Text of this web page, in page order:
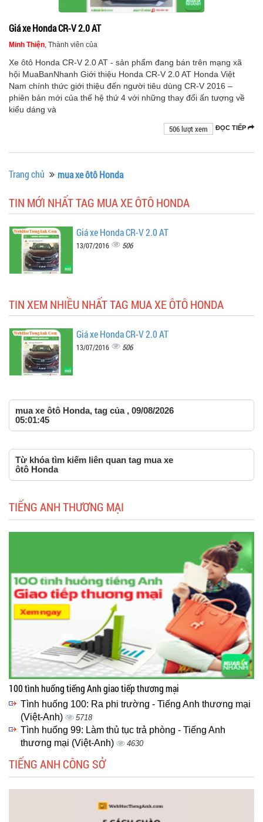
Giá xe Honda CR-V 2.0 AT
Minh Thiện , Thành viên của
Xe ôtô Honda CR-V 2.0 AT - sản phẩm đang bán trên mạng xã
hội MuaBanNhanh Giới thiệu Honda CR-V 2.0 AT Honda Việt
Nam chính thức giới thiệu đến người tiêu dùng CR-V 2016 –
phiên bản mới của thế hệ thứ 4 với những thay đổi ấn tượng về
kiểu dáng và
ĐỌC TIẾP
506 lượt xem
Trang chủ mua xe ôtô Honda
TIN MỚI NHẤT TAG MUA XE ÔTÔ HONDA
Giá xe Honda CR-V 2.0 AT
13/07/2016 506
TIN XEM NHIỀU NHẤT TAG MUA XE ÔTÔ HONDA
Giá xe Honda CR-V 2.0 AT
13/07/2016 506
mua xe ôtô Honda, tag của , 09/08/2026
05:01:45
Từ khóa tìm kiếm liên quan tag mua xe
ôtô Honda
TIẾNG ANH THƯƠNG MẠI
100 tình huống tiếng Anh giao tiếp thương mại
Tình huống 100: Ra phi trường - Tiếng Anh thương mại
(Việt-Anh)
5718
Tình huống 99: Làm thủ tục trả phòng - Tiếng Anh
thương mại (Việt-Anh)
4630
TIẾNG ANH CÔNG SỞ